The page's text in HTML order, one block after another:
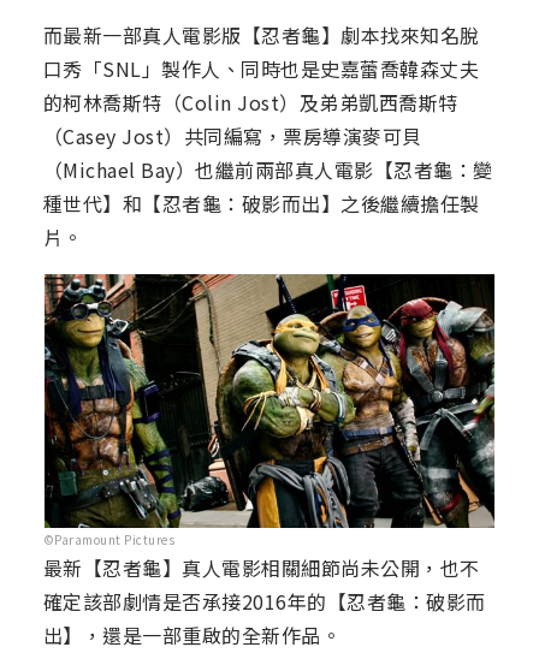
而最新一部真人電影版【忍者龜】劇本找來知名脫
口秀「SNL」製作人、同時也是史嘉蕾喬韓森丈夫
的柯林喬斯特（Colin Jost）及弟弟凱西喬斯特
（Casey Jost）共同編寫，票房導演麥可貝
（Michael Bay）也繼前兩部真人電影【忍者龜：變
種世代】和【忍者龜：破影而出】之後繼續擔任製
片。
©Paramount Pictures
最新【忍者龜】真人電影相關細節尚未公開，也不
確定該部劇情是否承接2016年的【忍者龜：破影而
出】，還是一部重啟的全新作品。